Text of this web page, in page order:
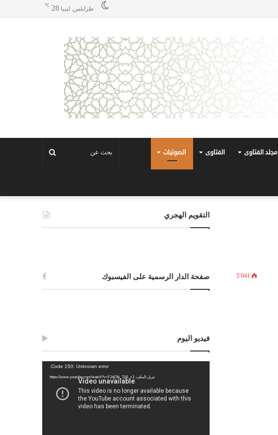
طرابلس, ليبيا 28
℃
مجلد الفتاوى الفتاوى الصوتيات
5٬041
التقويم الهجري
صفحة الدار الرسمية على الفيسبوك
فيديو اليوم
Code 150: Unknown error.
تنزيل الملف: https://www.youtube.com/watch?v=FJdj7tk_7jI&_=1